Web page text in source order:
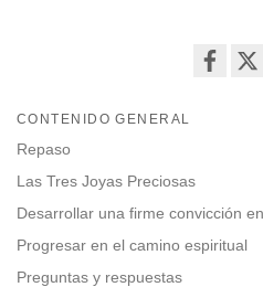
CONTENIDO GENERAL
Repaso
Las Tres Joyas Preciosas
Desarrollar una firme convicción
Progresar en el camino espiritual
Preguntas y respuestas